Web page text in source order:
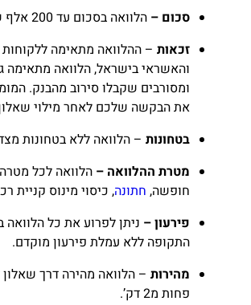
סכום – הלוואה בסכום עד 200 אלף ש"ח.
זכאות – ההלוואה מתאימה
והאשראי בישראל, הלוואה מתאימה
ומסורבים שקבלו סירוב מהבנק.
את הבקשה שלכם לאחר מילוי שאלון
בטחונות – הלוואה ללא בטחונות
מטרת ההלוואה – הלוואה לכל
חופשה, חתונה, כיסוי מינוס קניית
פירעון– ניתן לפרוע את כל הלוואה
התקופה ללא עמלת פירעון מוקדם.
מהירות – הלוואה מהירה דרך שאלון
פחות מ2 דק’.